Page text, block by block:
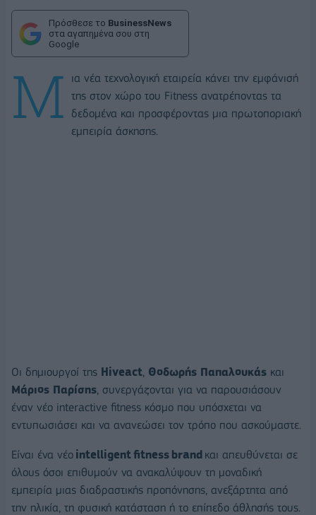
Πρόσθεσε το BusinessNews
στα αγαπημένα σου στη
Google
Μ
ια νέα τεχνολογική εταιρεία κάνει την εμφάνισή
της στον χώρο του Fitness ανατρέποντας τα
δεδομένα και προσφέροντας μια πρωτοποριακή
εμπειρία άσκησης.
Οι δημιουργοί της Hiveact Θοδωρής Παπαλουκάς και
Μάριος Παρίσης συνεργάζονται για να παρουσιάσουν
έναν νέο interactive fitness κόσμο που υπόσχεται να
εντυπωσιάσει και να ανανεώσει τον τρόπο που ασκούμαστε.
Είναι ένα νέο intelligent fitness brand και απευθύνεται σε
όλους όσοι επιθυμούν να ανακαλύψουν τη μοναδική
εμπειρία μιας διαδραστικής προπόνησης, ανεξάρτητα από
την ηλικία, τη φυσική κατάσταση ή το επίπεδο άθλησής τους.